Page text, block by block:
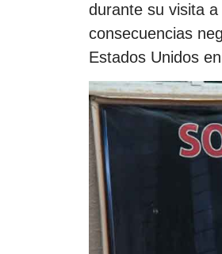
durante su visita
consecuencias
Estados Unidos